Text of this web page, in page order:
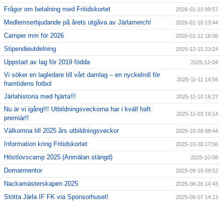
Frågor om betalning med Fritidskortet 2026-01-22 09:57
Medlemserbjudande på årets utgåva av Järlamerch! 2026-01-16 13:44
Camper mm för 2026 2026-01-12 16:06
Stipendieutdelning 2025-12-15 23:24
Uppstart av lag för 2019 födda 2025-12-04
Vi söker en lagledare till vårt damlag – en nyckelroll för
framtidens fotbol
2025-11-11 14:56
Järlahistoria med hjärta!!! 2025-11-10 18:27
Nu är vi igång!!! Utbildningsveckorna har i kväll haft
premiär!!
2025-11-03 19:14
Välkomna till 2025 års utbildningsveckor 2025-10-28 08:44
Information kring Fritidskortet 2025-10-20 17:56
Höstlovscamp 2025 (Anmälan stängd) 2025-10-08
Domarmentor 2025-09-15 09:52
Nackamästerskapen 2025 2025-08-26 14:43
Stötta Järla IF FK via Sponsorhuset! 2025-08-07 14:13